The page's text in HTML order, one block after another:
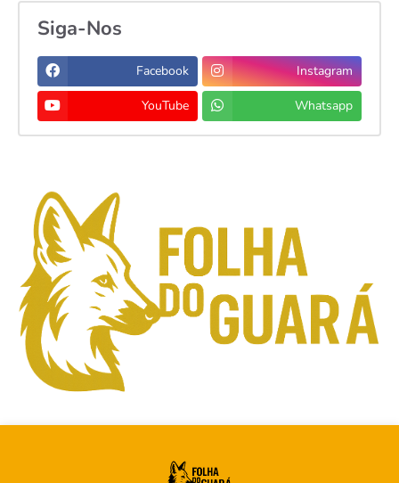
Siga-Nos
Facebook Instagram
YouTube Whatsapp